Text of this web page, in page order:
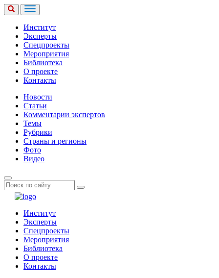
Институт
Эксперты
Спецпроекты
Мероприятия
Библиотека
О проекте
Контакты
Новости
Статьи
Комментарии экспертов
Темы
Рубрики
Страны и регионы
Фото
Видео
Институт
Эксперты
Спецпроекты
Мероприятия
Библиотека
О проекте
Контакты